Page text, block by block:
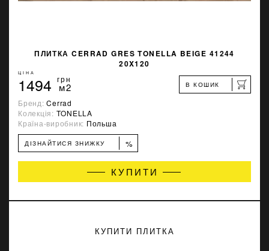
ПЛИТКА CERRAD GRES TONELLA BEIGE 41244
20X120
ЦІНА
1494 грн
м2 В КОШИК
Бренд:Cerrad
Колекція: TONELLA
Країна-виробник: Польша
ДІЗНАЙТИСЯ ЗНИЖКУ %
КУПИТИ
КУПИТИ ПЛИТКА